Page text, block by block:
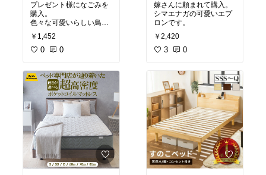
プレゼント様になごみを
購入。
色々な可愛いらしい鳥が
いて喜んでもらえまし
た。
￥1,452
0 0
嫁さんに頼まれて購入。
シマエナガの可愛いエプ
ロンです。
￥2,420
3 0